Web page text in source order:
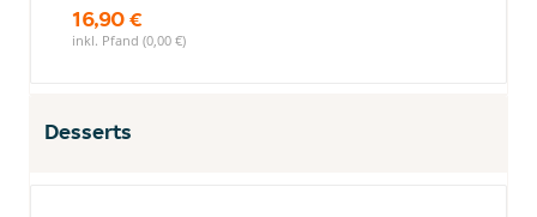
16,90 €
inkl. Pfand (0,00 €)
Desserts